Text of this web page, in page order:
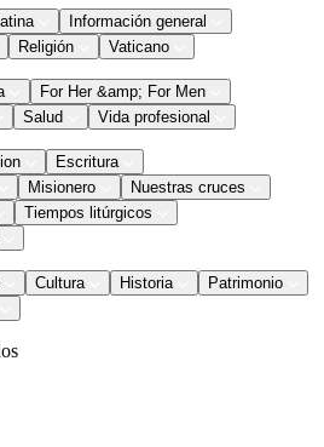
Información general
Religión Vaticano
For Her &amp; For Men
Salud Vida profesional
Escritura
Misionero
Nuestras cruces
Tiempos litúrgicos
Cultura Historia
Patrimonio